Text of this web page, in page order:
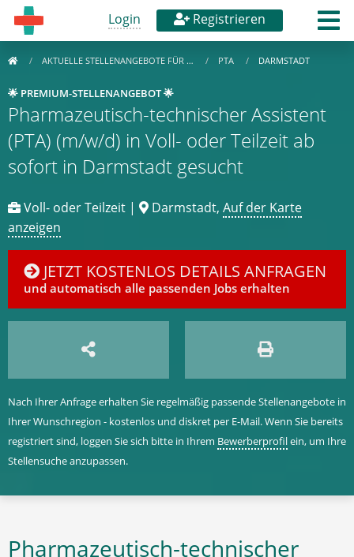
Login Registrieren
AKTUELLE STELLENANGEBOTE FÜR … PTA DARMSTADT
🌟 PREMIUM-STELLENANGEBOT 🌟
Pharmazeutisch-technischer Assistent
(PTA) (m/w/d) in Voll- oder Teilzeit ab
sofort in Darmstadt gesucht
Voll- oder Teilzeit | Darmstadt, Auf der Karte
anzeigen
JETZT KOSTENLOS DETAILS ANFRAGEN
und automatisch alle passenden Jobs erhalten
Nach Ihrer Anfrage erhalten Sie regelmäßig passende Stellenangebote in
Ihrer Wunschregion - kostenlos und diskret per E-Mail. Wenn Sie bereits
registriert sind, loggen Sie sich bitte in Ihrem Bewerberprofilein, um Ihre
Stellensuche anzupassen.
Pharmazeutisch-technischer